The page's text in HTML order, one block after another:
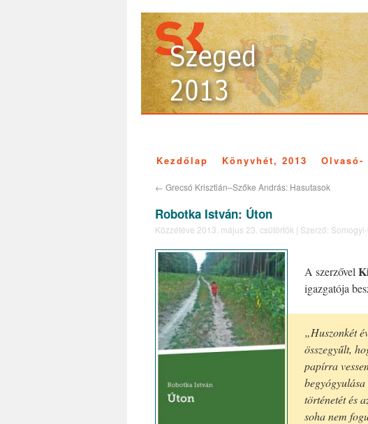
Kezdőlap Könyvhét, 2013
← Grecsó Krisztián–Szőke András: Hasutasok
Robotka István: Úton
Közzétéve 2013. május 23. csütörtök | Szerző:
A szerzővel
igazgatója
„Huszonkét
összegyűlt,
papírra
történetét és
soha nem